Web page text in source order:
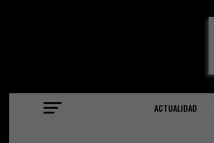
ACTUALIDAD